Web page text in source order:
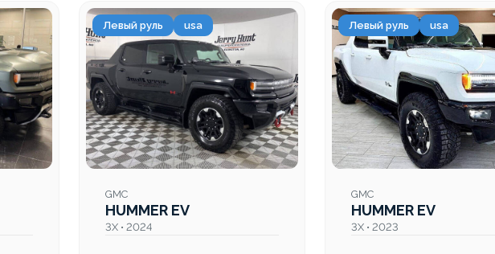
Левый руль usa
GMC
HUMMER EV
3X • 2024
Левый руль usa
GMC
HUMMER EV
3X • 2023